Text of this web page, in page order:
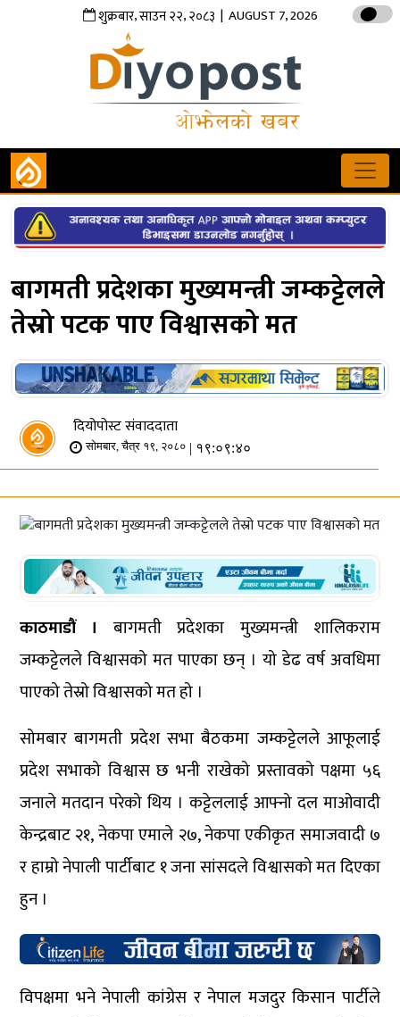
शुक्रबार,साउन२२,२०८३ | AUGUST 7, 2026
बागमती प्रदेशका मुख्यमन्त्री जम्कट्टेलले
तेस्रो पटक पाए विश्वासको मत
दियोपोस्ट संवाददाता
सोमबार, चैत्र १९, २०८० | १९:०९:४०
काठमाडौं । बागमती प्रदेशका मुख्यमन्त्री शालिकराम
जम्कट्टेलले विश्वासको मत पाएका छन् । यो डेढ वर्ष अवधिमा
पाएको तेस्रो विश्वासको मत हो ।
सोमबार बागमती प्रदेश सभा बैठकमा जम्कट्टेलले आफूलाई
प्रदेश सभाको विश्वास छ भनी राखेको प्रस्तावको पक्षमा ५६
जनाले मतदान परेको थिय । कट्टेललाई आफ्नो दल माओवादी
केन्द्रबाट २१, नेकपा एमाले २७, नेकपा एकीकृत समाजवादी ७
र हाम्रो नेपाली पार्टीबाट १ जना सांसदले विश्वासको मत दिएका
हुन ।
विपक्षमा भने नेपाली कांग्रेस र नेपाल मजदुर किसान पार्टीले